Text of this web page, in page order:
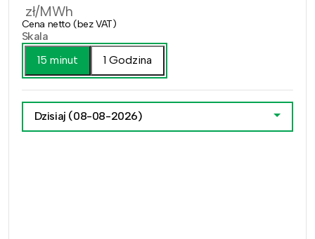
zł/MWh
Cena netto (bez VAT)
Skala
15 minut
1 Godzina
Dzisiaj (08-08-2026)